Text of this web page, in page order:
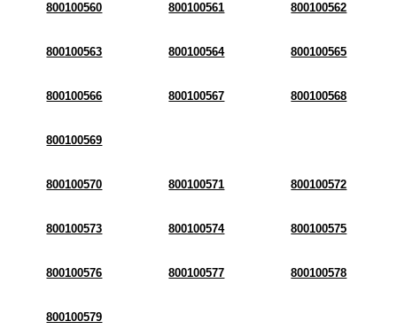
800100560 800100561 800100562
800100563 800100564 800100565
800100566 800100567 800100568
800100569
800100570 800100571 800100572
800100573 800100574 800100575
800100576 800100577 800100578
800100579